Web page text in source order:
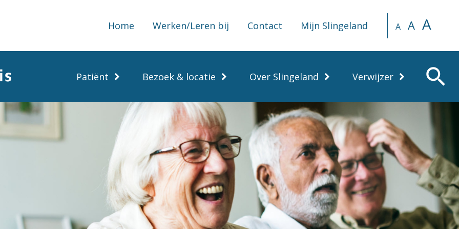
Home Werken/Leren bij Contact Mijn Slingeland A A A
Patiënt Bezoek & locatie Over Slingeland Verwijzer search